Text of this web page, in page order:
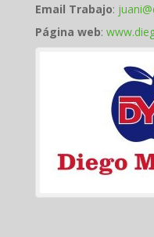
Email Trabajo:
Página web: